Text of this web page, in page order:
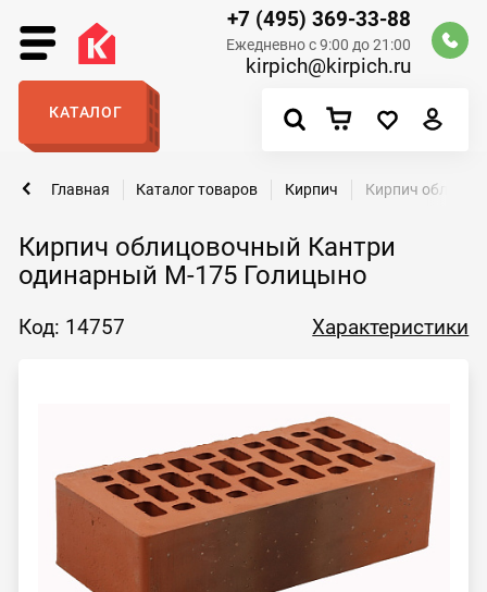
+7 (495) 369-33-88
Ежедневно с 9:00 до 21:00
kirpich@kirpich.ru
КАТАЛОГ
Кирпич облицовочный Кантри
одинарный М-175 Голицыно
Главная Каталог товаров Кирпич Кирпич
Код: 14757 Характеристики